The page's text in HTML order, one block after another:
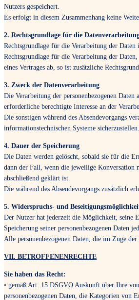
Nutzers gespeichert.
Es erfolgt in diesem Zusammenhang keine
2. Rechtsgrundlage für die
Rechtsgrundlage für die Verarbeitung der
Rechtsgrundlage für die Verarbeitung der
eines Vertrages ab, so ist zusätzliche
3. Zweck der Datenverarbeitung
Die Verarbeitung der personenbezogenen
erforderliche berechtigte Interesse an der
Die sonstigen während des Absendevorgangs
informationstechnischen Systeme sicherzustellen.
4. Dauer der Speicherung
Die Daten werden gelöscht, sobald sie für die
dann der Fall, wenn die jeweilige Konversation
abschließend geklärt ist.
Die während des Absendevorgangs zusätzlich
5. Widerspruchs- und
Der Nutzer hat jederzeit die Möglichkeit, seine
Speicherung seiner personenbezogenen Daten
Alle personenbezogenen Daten, die im Zuge
VII. BETROFFENENRECHTE
Sie haben das Recht:
• gemäß Art. 15 DSGVO Auskunft über Ihre
personenbezogenen Daten, die Kategorien von